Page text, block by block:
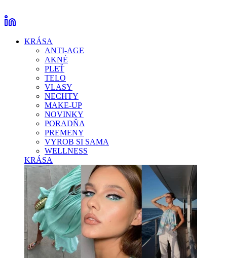
KRÁSA
ANTI-AGE
AKNÉ
PLEŤ
TELO
VLASY
NECHTY
MAKE-UP
NOVINKY
PORADŇA
PREMENY
VYROB SI SAMA
WELLNESS
KRÁSA